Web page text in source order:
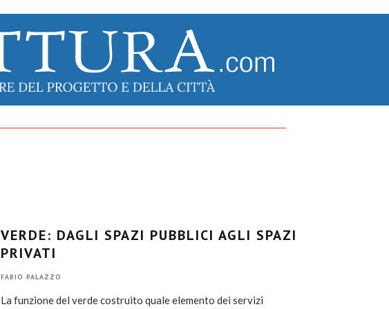
VERDE: DAGLI SPAZI PUBBLICI AGLI SPAZI
PRIVATI
FABIO PALAZZO
La funzione del verde costruito quale elemento dei servizi